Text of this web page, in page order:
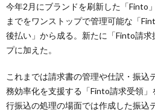
今年2月にブランドを刷新した「Finto
までをワンストップで管理可能な「
後払い」から成る。新たに「Finto請
プに加えた。
これまでは請求書の管理や仕訳・振込
務効率化を支援する「Finto請求受領
行振込の処理の場面では作成した振込